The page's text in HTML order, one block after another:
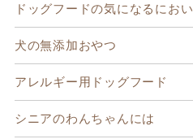
ドッグフードの気になるにおい
犬の無添加おやつ
アレルギー用ドッグフード
シニアのわんちゃんには